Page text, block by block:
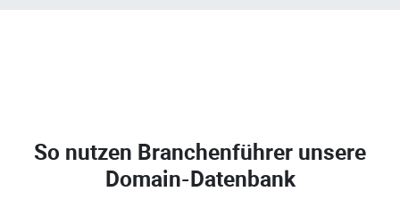
So nutzen Branchenführer unsere
Domain-Datenbank